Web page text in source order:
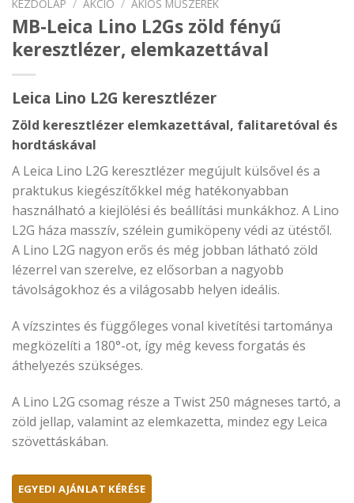
KEZDŐLAP / AKCIÓ / AKIÓS MŰSZEREK
MB-Leica Lino L2Gs zöld fényű
keresztlézer, elemkazettával
Leica Lino L2G keresztlézer
Zöld keresztlézer elemkazettával, falitaretóval és
hordtáskával
A Leica Lino L2G keresztlézer megújult külsővel és a
praktukus kiegészítőkkel még hatékonyabban
használható a kiejlölési és beállítási munkákhoz. A Lino
L2G háza masszív, szélein gumiköpeny védi az ütéstől.
A Lino L2G nagyon erős és még jobban látható zöld
lézerrel van szerelve, ez elősorban a nagyobb
távolságokhoz és a világosabb helyen ideális.
A vízszintes és függőleges vonal kivetítési tartománya
megközelíti a 180°-ot, így még kevess forgatás és
áthelyezés szükséges.
A Lino L2G csomag része a Twist 250 mágneses tartó, a
zöld jellap, valamint az elemkazetta, mindez egy Leica
szövettáskában.